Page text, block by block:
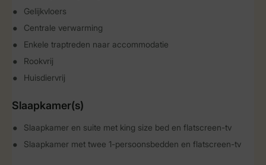
Gelijkvloers
Centrale verwarming
Enkele traptreden naar accommodatie
Rookvrij
Huisdiervrij
Slaapkamer(s)
Slaapkamer en suite met king size bed en flatscreen-tv
Slaapkamer met twee 1-persoonsbedden en flatscreen-tv